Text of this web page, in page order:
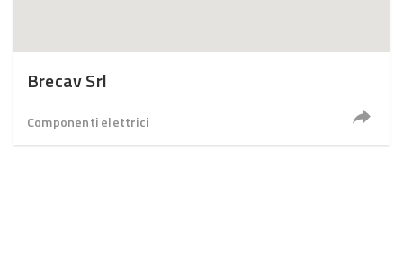
Brecav Srl
Componenti elettrici